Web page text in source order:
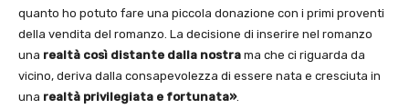
quanto ho potuto fare una piccola donazione con i primi proventi
della vendita del romanzo. La decisione di inserire nel romanzo
una realtà così distante dalla nostra ma che ci riguarda da
vicino, deriva dalla consapevolezza di essere nata e cresciuta in
una realtà privilegiata e fortunata».